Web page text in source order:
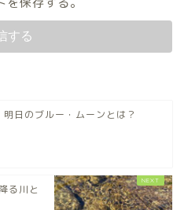
明日のブルー・ムーンとは？
る川と